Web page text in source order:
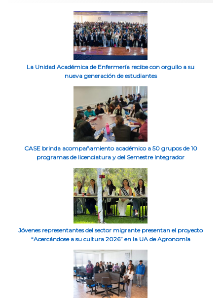
La Unidad Académica de Enfermería recibe con orgullo a su
nueva generación de estudiantes
CASE brinda acompañamiento académico a 50 grupos de 10
programas de licenciatura y del Semestre Integrador
Jóvenes representantes del sector migrante presentan el proyecto
“Acercándose a su cultura 2026” en la UA de Agronomía